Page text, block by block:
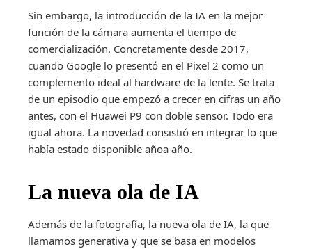
Sin embargo, la introducción de la IA en la mejor
función de la cámara aumenta el tiempo de
comercialización. Concretamente desde 2017,
cuando Google lo presentó en el Pixel 2 como un
complemento ideal al hardware de la lente. Se trata
de un episodio que empezó a crecer en cifras un año
antes, con el Huawei P9 con doble sensor. Todo era
igual ahora. La novedad consistió en integrar lo que
había estado disponible añoa año.
La nueva ola de IA
Además de la fotografía, la nueva ola de IA, la que
llamamos generativa y que se basa en modelos